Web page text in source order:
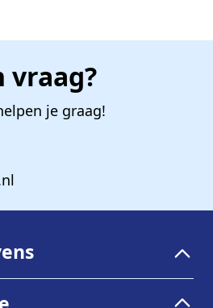
vraag?
je graag!